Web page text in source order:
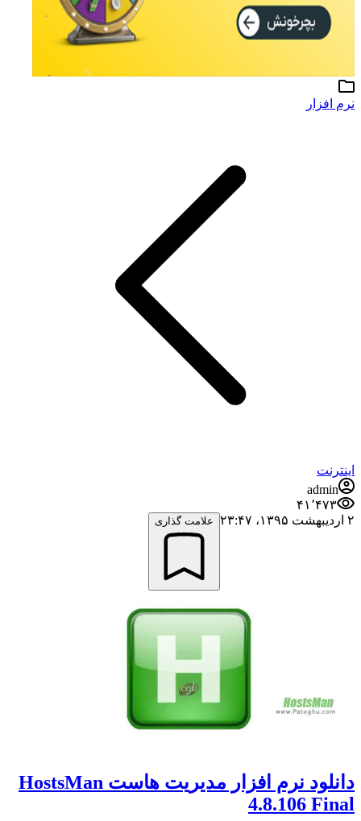
نرم افزار
اینترنت
admin
۴۱٬۴۷۳
۲ اردیبهشت ۱۳۹۵،‏ ۲۳:۴۷
علامت گذاری
دانلود نرم افزار مدیریت هاست HostsMan
4.8.106 Final